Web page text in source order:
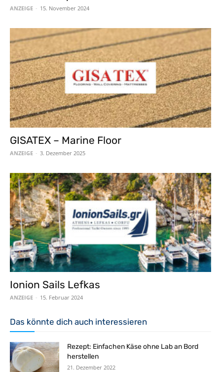
ANZEIGE - 15. November 2024
GISATEX – Marine Floor
ANZEIGE - 3. Dezember 2025
Ionion Sails Lefkas
ANZEIGE - 15. Februar 2024
Das könnte dich auch interessieren
Rezept: Einfachen Käse ohne Lab an Bord
herstellen
21. Dezember 2022